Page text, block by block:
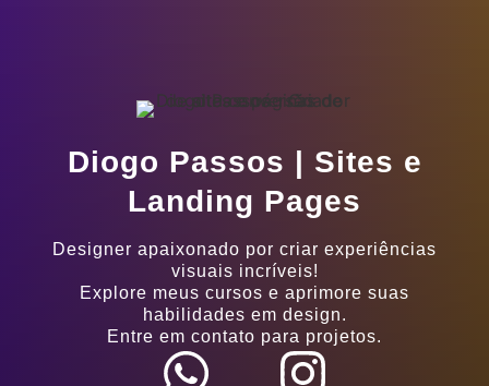
Diogo Passos | Sites e
Landing Pages
Designer apaixonado por criar experiências
visuais incríveis!
Explore meus cursos e aprimore suas
habilidades em design.
Entre em contato para projetos.